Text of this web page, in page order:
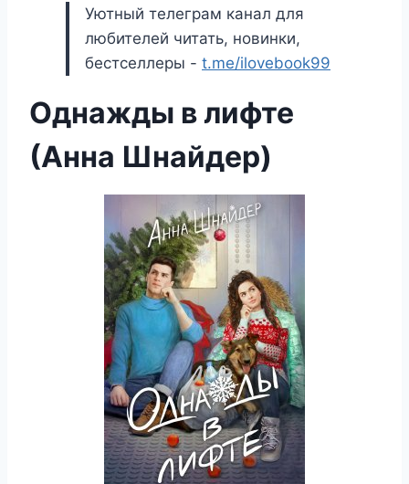
Уютный телеграм канал для
любителей читать, новинки,
бестселлеры - t.me/ilovebook99
Однажды в лифте
(Анна Шнайдер)